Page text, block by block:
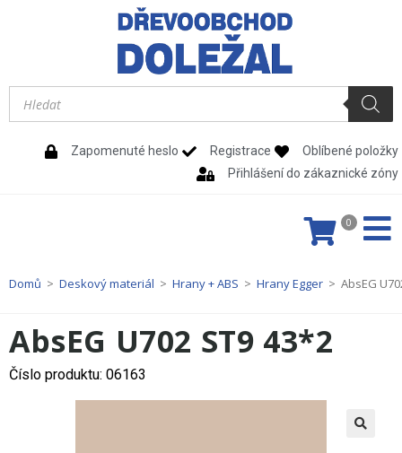
Zapomenuté heslo Registrace
Oblíbené položky
Přihlášení do zákaznické zóny
0
Domů > Deskový materiál > Hrany + ABS > Hrany Egger > AbsEG
AbsEG U702 ST9 43*2
Číslo produktu: 06163